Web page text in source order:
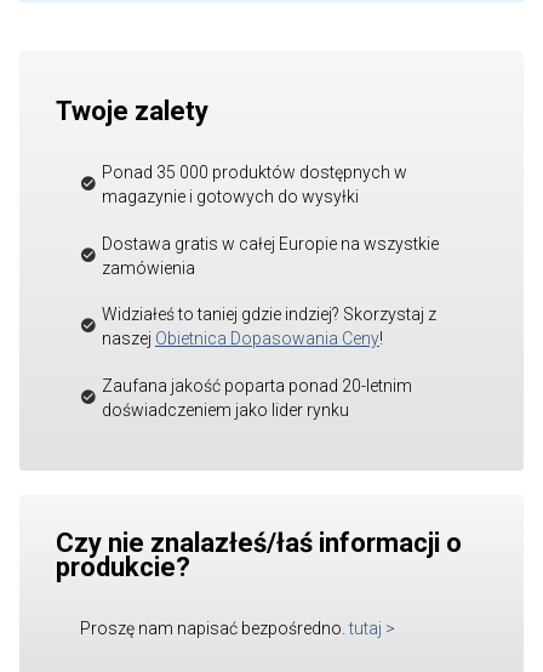
Twoje zalety
Ponad 35 000 produktów dostępnych w
magazynie i gotowych do wysyłki
Dostawa gratis w całej Europie na wszystkie
zamówienia
Widziałeś to taniej gdzie indziej? Skorzystaj z
naszej Obietnica Dopasowania Ceny!
Zaufana jakość poparta ponad 20-letnim
doświadczeniem jako lider rynku
Czy nie znalazłeś/łaś informacji o
produkcie?
Proszę nam napisać bezpośredno. tutaj >